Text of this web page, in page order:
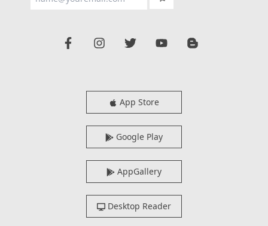
App Store
Google Play
AppGallery
Desktop Reader